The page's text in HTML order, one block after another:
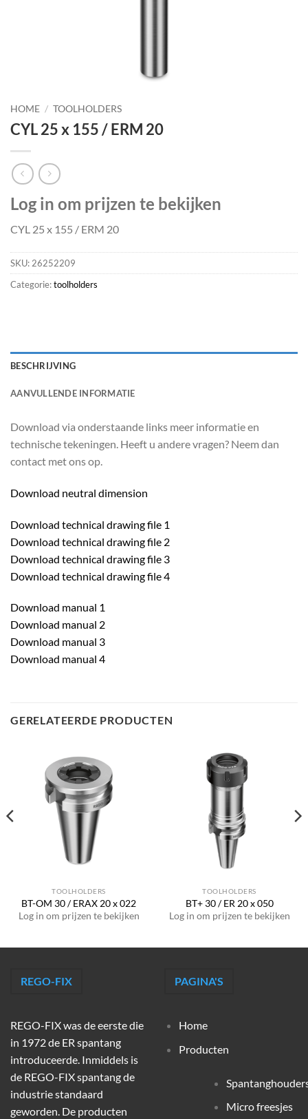
HOME / TOOLHOLDERS
CYL 25 x 155 / ERM 20
Log in om prijzen te bekijken
CYL 25 x 155 / ERM 20
SKU:26252209
Categorie:toolholders
BESCHRIJVING
AANVULLENDE INFORMATIE
Download via onderstaande links meer informatie en
technische tekeningen. Heeft u andere vragen? Neem dan
contact met ons op.
Download neutral dimension
Download technical drawing file 1
Download technical drawing file 2
Download technical drawing file 3
Download technical drawing file 4
Download manual 1
Download manual 2
Download manual 3
Download manual 4
GERELATEERDE PRODUCTEN
TOOLHOLDERS
BT-OM 30 / ERAX 20 x 022
Log in om prijzen te bekijken
TOOLHOLDERS
BT+ 30 / ER 20 x 050
Log in om prijzen te bekijken
REGO-FIX
REGO-FIX was de eerste die
in 1972 de ER spantang
introduceerde. Inmiddels is
de REGO-FIX spantang de
industrie standaard
geworden. De producten
PAGINA'S
Home
Producten
Micro freesjes